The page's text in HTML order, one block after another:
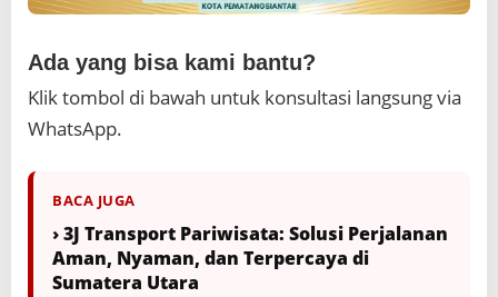
Ada yang bisa kami bantu?
Klik tombol di bawah untuk konsultasi langsung via
WhatsApp.
BACA JUGA
› 3J Transport Pariwisata: Solusi Perjalanan
Aman, Nyaman, dan Terpercaya di
Sumatera Utara